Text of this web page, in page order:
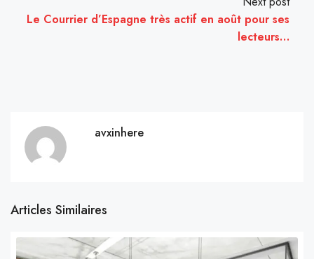
Le Courrier d’Espagne très actif en août pour ses
lecteurs…
avxinhere
Articles Similaires